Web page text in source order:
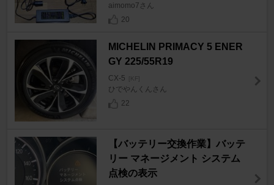
aimomo7さん
20
MICHELIN PRIMACY 5 ENER
GY 225/55R19
CX-5
ひでやんくんさん
22
【バッテリー交換作業】バッテ
リー マネージメント システム
点検の表示